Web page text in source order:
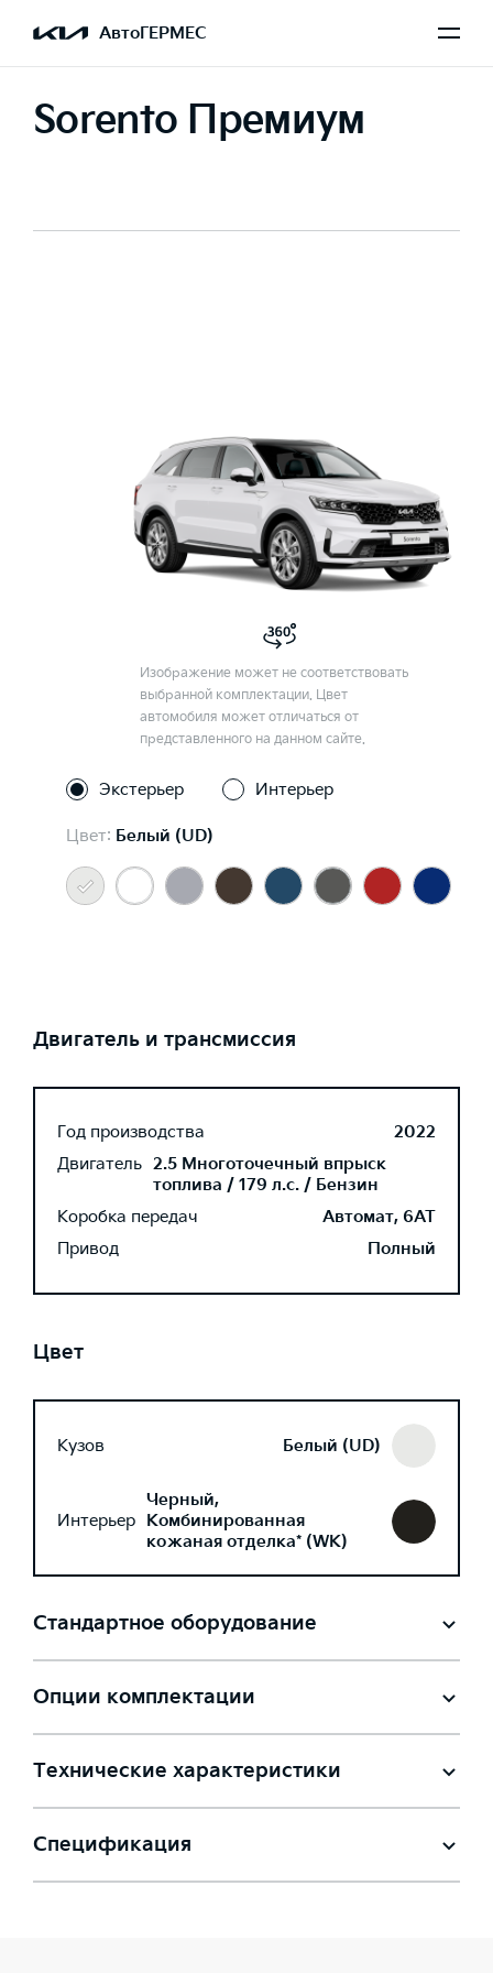
АвтоГЕРМЕС
Sorento Премиум
Изображение может не соответствовать
выбранной комплектации. Цвет
автомобиля может отличаться от
представленного на данном сайте.
Экстерьер Интерьер
Цвет: Белый (UD)
Двигатель и трансмиссия
Год производства
2022
Двигатель 2.5 Многоточечный впрыск
топлива / 179 л.с. / Бензин
Коробка передач
Автомат, 6AT
Привод
Полный
Цвет
Кузов Белый (UD)
Интерьер
Черный,
Комбинированная
кожаная отделка* (WK)
Стандартное оборудование
Опции комплектации
Технические характеристики
Спецификация